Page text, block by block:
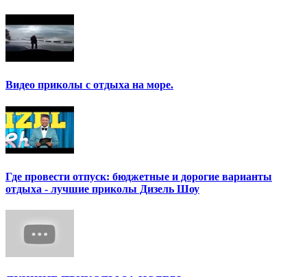
Видео приколы с отдыха на море.
Где провести отпуск: бюджетные и дорогие варианты
отдыха - лучшие приколы Дизель Шоу